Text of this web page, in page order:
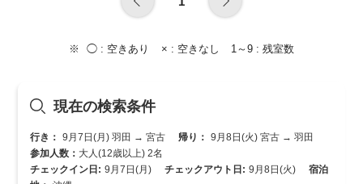
◯ : 空きあり × : 空きなし 1～9 : 残室数
現在の検索条件
行き： 9月7日(月) 羽田 → 宮古 帰り： 9月8日(火) 宮古 → 羽田
参加人数： 大人(12歳以上) 2名
チェックイン日: 9月7日(月) チェックアウト日: 9月8日(火)
宿泊